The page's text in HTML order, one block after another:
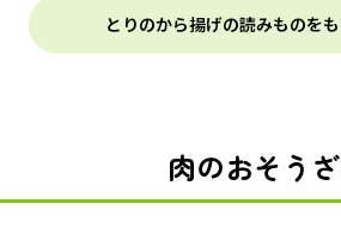
とりのから揚げの読みものを
肉のおそう